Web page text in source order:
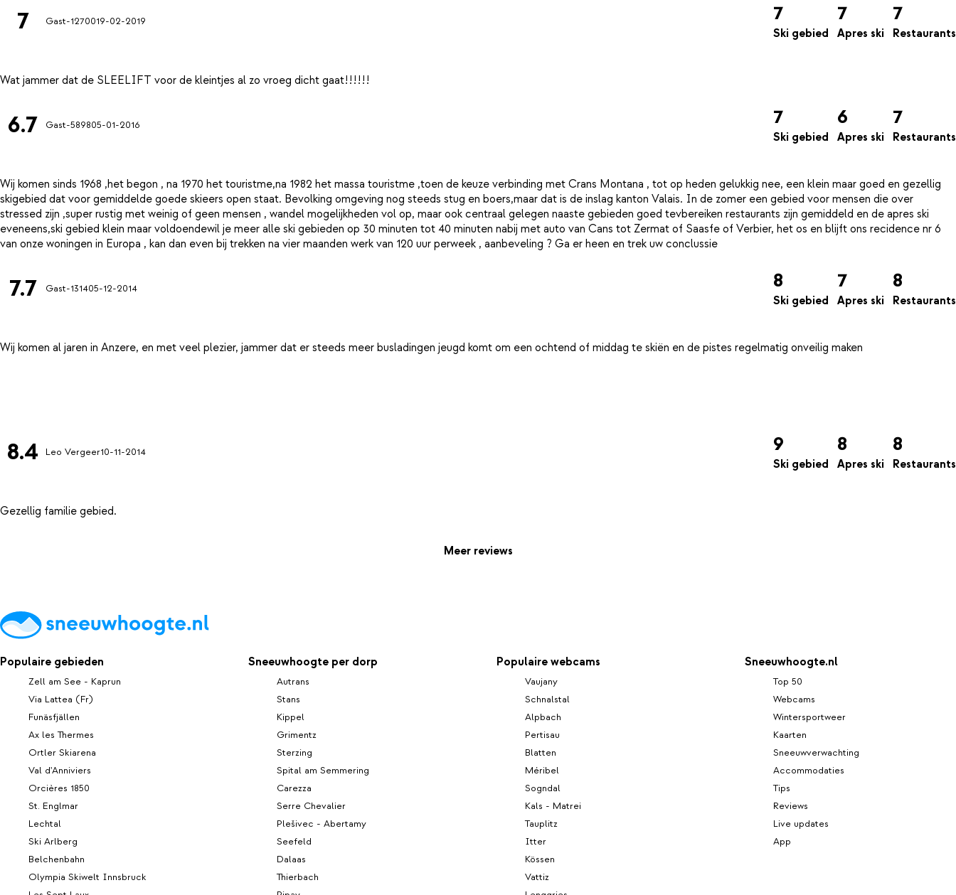
7 Gast-1270019-02-2019 7
Ski gebied
7
Apres ski
7
Restaurants
6.7 Gast-589805-01-2016 7
Ski gebied
6
Apres ski
7
Restaurants
Wij komen sinds 1968 ,het begon , na 1970 het touristme,na 1982 het massa touristme ,toen de keuze verbinding met Crans Montana , tot op heden gelukkig nee, een klein maar goed en gezellig
skigebied dat voor gemiddelde goede skieers open staat. Bevolking omgeving nog steeds stug en boers,maar dat is de inslag kanton Valais. In de zomer een gebied voor mensen die over
stressed zijn ,super rustig met weinig of geen mensen , wandel mogelijkheden vol op, maar ook centraal gelegen naaste gebieden goed tevbereiken restaurants zijn gemiddeld en de apres ski
eveneens,ski gebied klein maar voldoendewil je meer alle ski gebieden op 30 minuten tot 40 minuten nabij met auto van Cans tot Zermat of Saasfe of Verbier, het os en blijft ons recidence nr 6
7.7 Gast-131405-12-2014 8
Ski gebied
7
Apres ski
8
Restaurants
Wij komen al jaren in Anzere, en met veel plezier, jammer dat er steeds meer busladingen jeugd komt om een ochtend of middag te skiën en de pistes regelmatig onveilig maken
8.4 Leo Vergeer10-11-2014 9
Ski gebied
8
Apres ski
8
Restaurants
Meer reviews
Populaire gebieden
Zell am See - Kaprun
Via Lattea (Fr)
Funäsfjällen
Ax les Thermes
Ortler Skiarena
Val d'Anniviers
Orcières 1850
St. Englmar
Lechtal
Ski Arlberg
Belchenbahn
Olympia Skiwelt Innsbruck
Sneeuwhoogte per dorp
Autrans
Stans
Kippel
Grimentz
Sterzing
Spital am Semmering
Carezza
Serre Chevalier
Plešivec - Abertamy
Seefeld
Dalaas
Thierbach
Populaire webcams
Vaujany
Schnalstal
Alpbach
Pertisau
Blatten
Méribel
Sogndal
Kals - Matrei
Tauplitz
Itter
Kössen
Vattiz
Sneeuwhoogte.nl
Top 50
Webcams
Wintersportweer
Kaarten
Sneeuwverwachting
Accommodaties
Tips
Reviews
Live updates
App